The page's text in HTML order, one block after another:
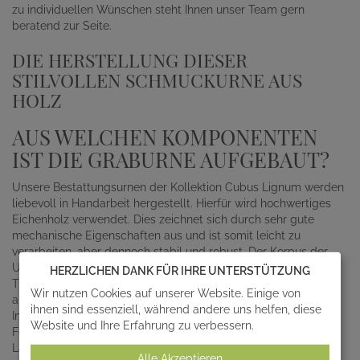
zu individuellen Wünschen steht Ihnen unser Team gern
beratend zur Seite.
DIE HERSTELLUNG DIESER
STILVOLLEN SCHMUCKURNE AUS
HOLZ
AUS WELCHEN KOMPONENTEN
IST DIE GRABURNE AUFGEBAUT?
Unsere Bestattungsurnen der Kollektion Cubus Lignum werden
liebevoll in Handarbeit hergestellt. Hierfür wird hochwertiges
Eichenholz verwendet. Dies zeichnet sich durch sehr gute
mechanische Eigenschaften aus und ist somit leicht zu
verarbeiten, aber dennoch stabil und robust. Der Korpus der
Urne wird aus Furnier-Schichtholz aufgebaut und von unseren
Tischlern mit zellulosebasiertem Holzleim verbunden. Die
außergewöhnliche, farblich abgesetzte Applikation sowie die
Inschrift werden aus Pappelholz gefertigt. Nach der
Fertigstellung erhält die Graburne eine wasserbasierte
Lackierung. Um die Hochwertigkeit der Schmuckurne zu
HERZLICHEN DANK FÜR IHRE UNTERSTÜTZUNG
Wir nutzen Cookies auf unserer Website. Einige von
ihnen sind essenziell, während andere uns helfen, diese
Website und Ihre Erfahrung zu verbessern.